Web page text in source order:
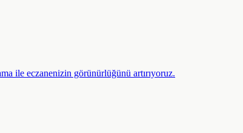
ile eczanenizin görünürlüğünü artırıyoruz.